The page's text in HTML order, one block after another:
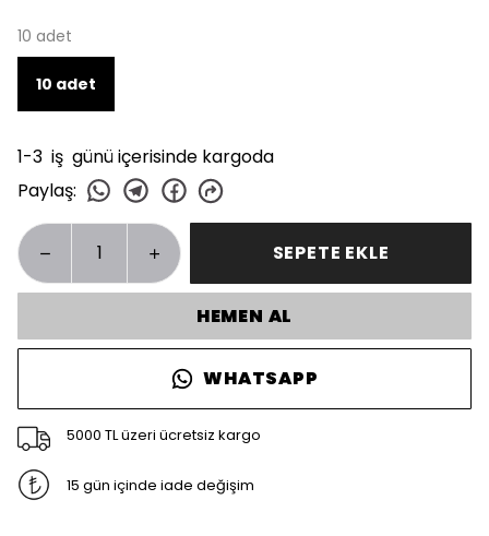
10 adet
10 adet
1-3 iş günü içerisinde kargoda
Paylaş:
SEPETE EKLE
HEMEN AL
WHATSAPP
5000 TL üzeri ücretsiz kargo
15 gün içinde iade değişim